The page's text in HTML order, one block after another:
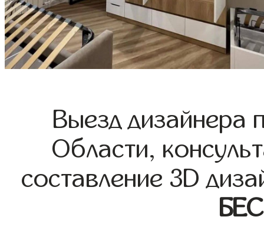
Выезд дизайнера
Области,
составление 3D